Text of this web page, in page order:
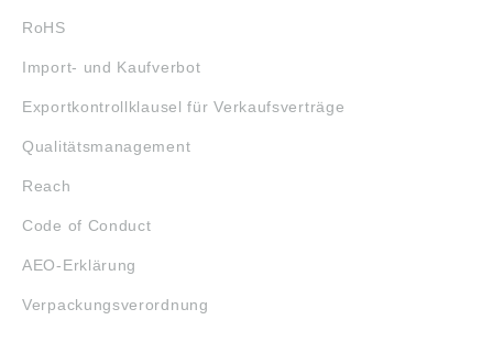
RoHS
Import- und Kaufverbot
Exportkontrollklausel für Verkaufsverträge
Qualitätsmanagement
Reach
Code of Conduct
AEO-Erklärung
Verpackungsverordnung